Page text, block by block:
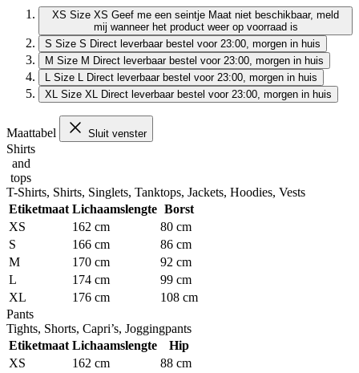
XS Size XS Geef me een seintje Maat niet beschikbaar, meld
mij wanneer het product weer op voorraad is
S Size S Direct leverbaar bestel voor 23:00, morgen in huis
M Size M Direct leverbaar bestel voor 23:00, morgen in huis
L Size L Direct leverbaar bestel voor 23:00, morgen in huis
XL Size XL Direct leverbaar bestel voor 23:00, morgen in huis
Maattabel Sluit venster
Shirts
and
tops
T-Shirts, Shirts, Singlets, Tanktops, Jackets, Hoodies, Vests
Etiketmaat Lichaamslengte Borst
XS
162 cm
80 cm
S
166 cm
86 cm
M
170 cm
92 cm
L
174 cm
99 cm
XL
176 cm
108 cm
Pants
Tights, Shorts, Capri’s, Joggingpants
Etiketmaat Lichaamslengte
Hip
XS
162 cm
88 cm